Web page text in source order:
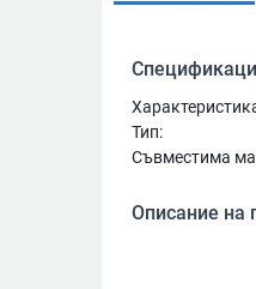
Тип:
Съвместима
Описание на